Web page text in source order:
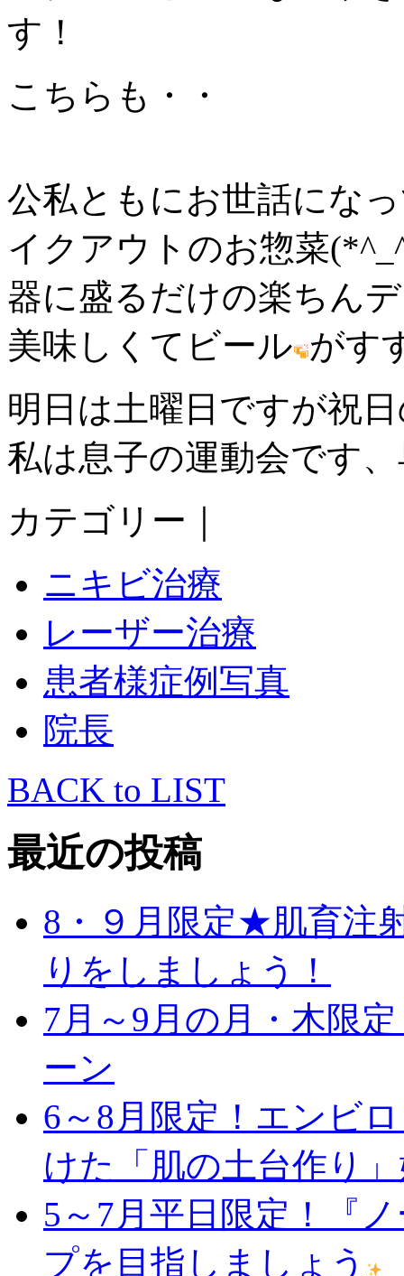
す！
こちらも・・
公私ともにお世話にな
イクアウトのお惣菜
器に盛るだけの楽ちん
美味しくてビール がす
明日は土曜日ですが祝
私は息子の運動会です
カテゴリー｜
ニキビ治療
レーザー治療
患者様症例写真
院長
BACK to LIST
最近の投稿
8・９月限定★肌育注
りをしましょう！
7月～9月の月・木限
ーン
6～8月限定！エンビ
けた「肌の土台作り
5～7月平日限定！『
プを目指しましょう